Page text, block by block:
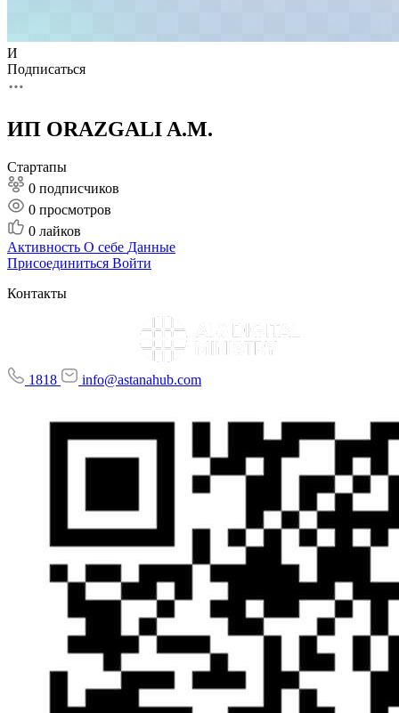
И
Подписаться
ИП ORAZGALI A.M.
Стартапы
0 подписчиков
0 просмотров
0 лайков
Активность О себе Данные
Присоединиться Войти
Контакты
1818 info@astanahub.com